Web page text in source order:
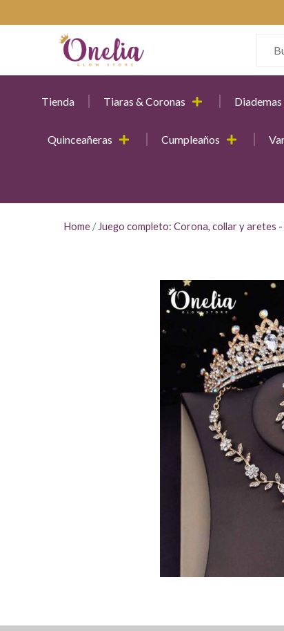
Tienda Tiaras & Coronas
Quinceañeras Cumpleaños
Home / Juego completo: Corona, collar y aretes -